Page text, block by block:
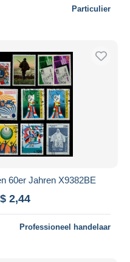
Particulier
60er Jahren X9382BE
2,44
Professioneel handelaar